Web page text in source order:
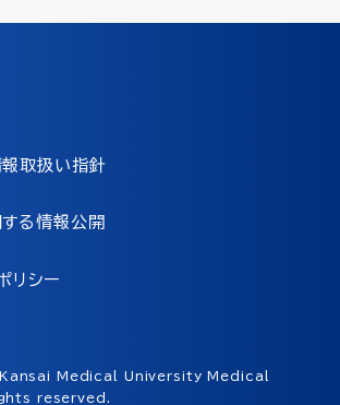
取扱い指針
る情報公開
リシー
Medical University Medical
reserved.